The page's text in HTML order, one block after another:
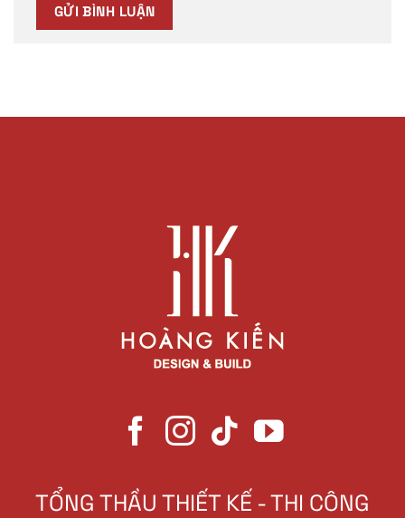
TỔNG THẦU THIẾT KẾ - THI CÔNG